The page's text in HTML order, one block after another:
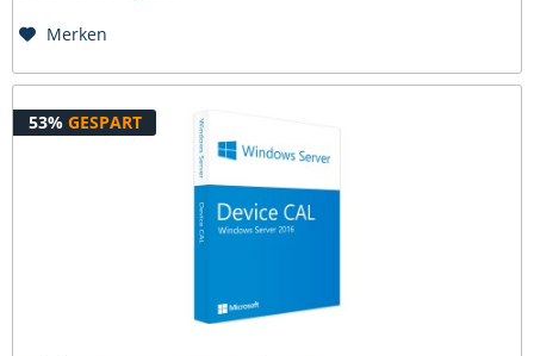
Merken
53% GESPART